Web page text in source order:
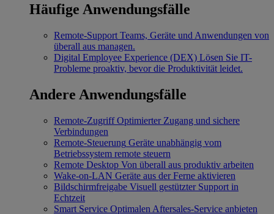
Häufige Anwendungsfälle
Remote-Support Teams, Geräte und Anwendungen von
überall aus managen.
Digital Employee Experience (DEX) Lösen Sie IT-
Probleme proaktiv, bevor die Produktivität leidet.
Andere Anwendungsfälle
Remote-Zugriff Optimierter Zugang und sichere
Verbindungen
Remote-Steuerung Geräte unabhängig vom
Betriebssystem remote steuern
Remote Desktop Von überall aus produktiv arbeiten
Wake-on-LAN Geräte aus der Ferne aktivieren
Bildschirmfreigabe Visuell gestützter Support in
Echtzeit
Smart Service Optimalen Aftersales-Service anbieten